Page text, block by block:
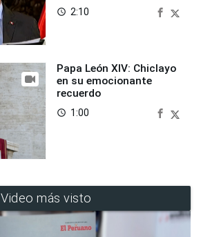
access_time 2:10
Papa León XIV: Chiclayo
en su emocionante
recuerdo
access_time 1:00
Video más visto